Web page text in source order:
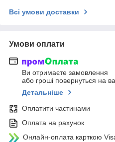
Всі умови доставки
Умови оплати
Ви отримаєте замовлення
або гроші повернуться на
Детальніше
Оплатити частинами
Оплата на рахунок
Онлайн-оплата карткою